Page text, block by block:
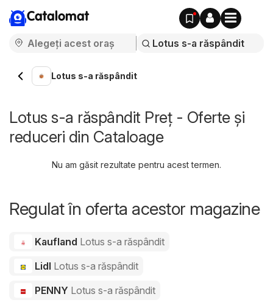
Catalomat
Lotus s-a răspândit
Lotus s-a răspândit Preț - Oferte și
reduceri din Cataloage
Nu am găsit rezultate pentru acest termen.
Regulat în oferta acestor magazine
Kaufland Lotus s-a răspândit
Lidl Lotus s-a răspândit
PENNY Lotus s-a răspândit